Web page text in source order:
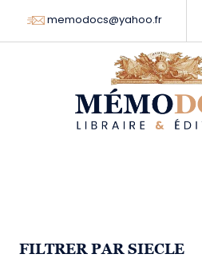
memodocs@yahoo.fr
FILTRER PAR SIECLE